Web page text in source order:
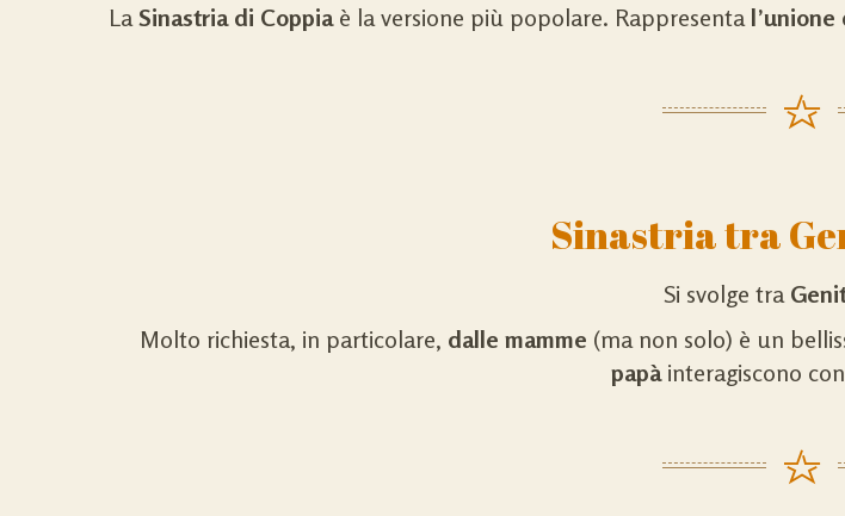
La Sinastria di Coppiaè la versione più popolare. Rappresenta
Sinastria tra
Si svolge tra
Molto richiesta, in particolare, dalle mamme (ma non solo) è un
papàinteragiscono